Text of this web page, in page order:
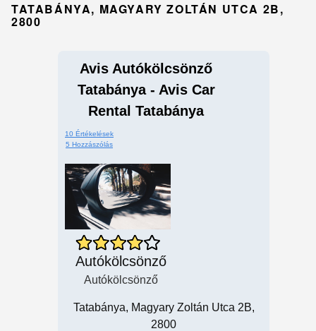
TATABÁNYA, MAGYARY ZOLTÁN UTCA 2B,
2800
Avis Autókölcsönző
Tatabánya - Avis Car
Rental Tatabánya
10 Értékelések
5 Hozzászólás
Autókölcsönző
Autókölcsönző
Tatabánya, Magyary Zoltán Utca 2B,
2800